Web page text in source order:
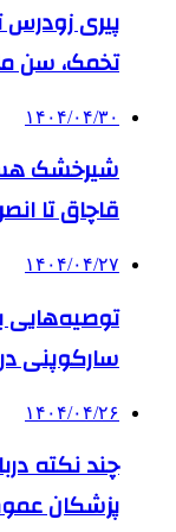
پیری زودرس
تخمک، سن
۱۴۰۴/۰۴/۳۰
شیرخشک
قاچاق تا
۱۴۰۴/۰۴/۲۷
توصیه‌هایی
سارکوپنی
۱۴۰۴/۰۴/۲۶
چند نکته
پزشکان